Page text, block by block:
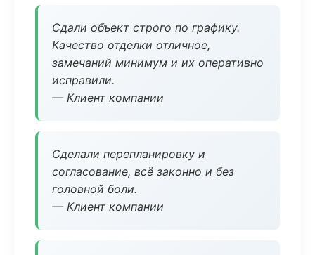
Сдали объект строго по графику.
Качество отделки отличное,
замечаний минимум и их оперативно
исправили.
— Клиент компании
Сделали перепланировку и
согласование, всё законно и без
головной боли.
— Клиент компании